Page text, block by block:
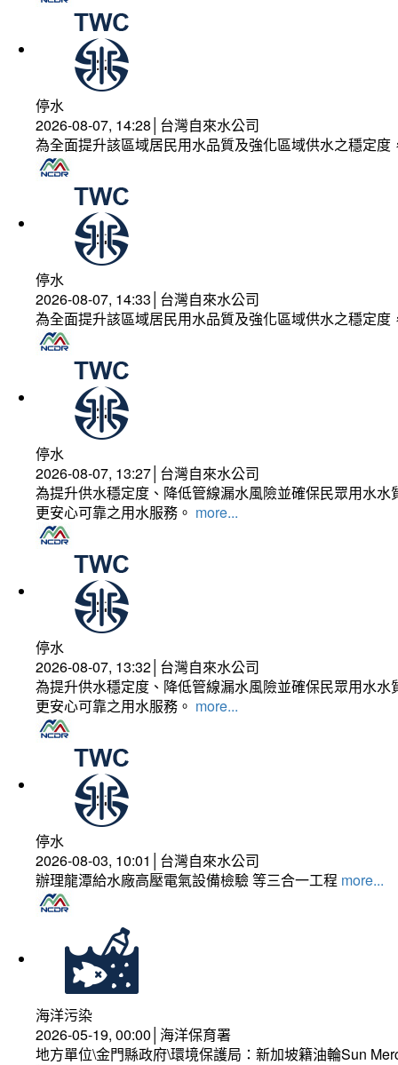
停水
2026-08-07, 14:28│台灣自來水公司
為全面提升該區域居民用水品質及強化區域供水之穩定
停水
2026-08-07, 14:33│台灣自來水公司
為全面提升該區域居民用水品質及強化區域供水之穩定
停水
2026-08-07, 13:27│台灣自來水公司
為提升供水穩定度、降低管線漏水風險並確保民眾用水
更安心可靠之用水服務。 more...
停水
2026-08-07, 13:32│台灣自來水公司
為提升供水穩定度、降低管線漏水風險並確保民眾用水
更安心可靠之用水服務。 more...
停水
2026-08-03, 10:01│台灣自來水公司
辦理龍潭給水廠高壓電氣設備檢驗 等三合一工程 more...
海洋污染
2026-05-19, 00:00│海洋保育署
地方單位\金門縣政府\環境保護局：新加坡籍油輪Sun